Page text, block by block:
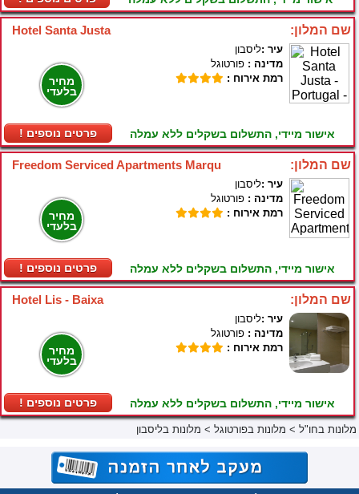
Hotel Santa Justa שם המלון:
מחיר
בלעדי
! פרטים נוספים
עיר :ליסבון
מדינה : פורטוגל
רמת אירוח :
אישור מיידי, התשלום בשקלים ללא עמלה
Freedom Serviced Apartments Marqu שם המלון:
מחיר
בלעדי
! פרטים נוספים
עיר :ליסבון
מדינה : פורטוגל
רמת אירוח :
אישור מיידי, התשלום בשקלים ללא עמלה
Hotel Lis - Baixa שם המלון:
מחיר
בלעדי
! פרטים נוספים
עיר :ליסבון
מדינה : פורטוגל
רמת אירוח :
אישור מיידי, התשלום בשקלים ללא עמלה
מלונות בחו"ל > מלונות בפורטוגל > מלונות בליסבון